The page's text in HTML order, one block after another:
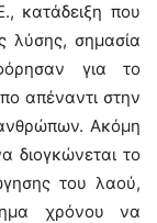
κατάδειξη που
λύσης, σημασία
για το
απέναντι στην
Ακόμη
διογκώνεται το
του λαού,
χρόνου να